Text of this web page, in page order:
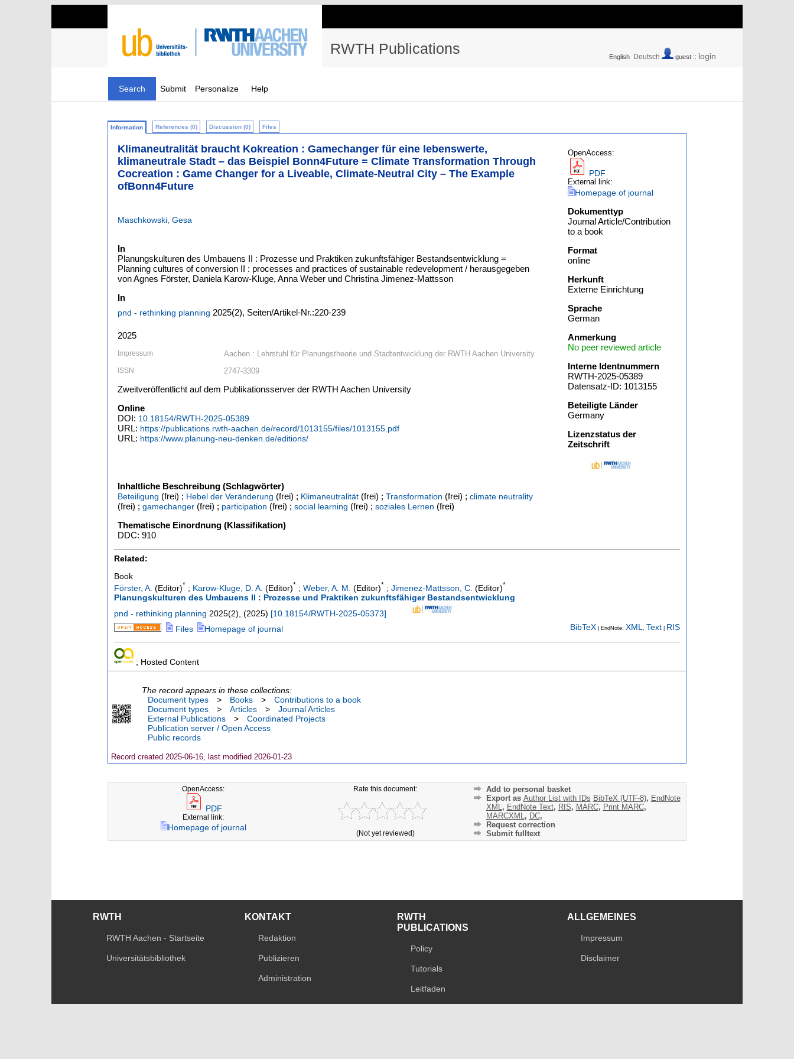
RWTH Publications English Deutsch guest :: login
Search Submit Personalize Help
Information References (0) Discussion (0) Files
Klimaneutralität braucht Kokreation : Gamechanger für eine lebenswerte,
klimaneutrale Stadt – das Beispiel Bonn4Future = Climate Transformation Through
Cocreation : Game Changer for a Liveable, Climate-Neutral City – The Example
ofBonn4Future
Maschkowski, Gesa
In
Planungskulturen des Umbauens II : Prozesse und Praktiken zukunftsfähiger Bestandsentwicklung =
Planning cultures of conversion II : processes and practices of sustainable redevelopment / herausgegeben
von Agnes Förster, Daniela Karow-Kluge, Anna Weber und Christina Jimenez-Mattsson
In
pnd - rethinking planning 2025(2), Seiten/Artikel-Nr.:220-239
2025
Impressum Aachen : Lehrstuhl für Planungstheorie und Stadtentwicklung der RWTH Aachen University
ISSN 2747-3309
Zweitveröffentlicht auf dem Publikationsserver der RWTH Aachen University
Online
DOI: 10.18154/RWTH-2025-05389
URL: https://publications.rwth-aachen.de/record/1013155/files/1013155.pdf
URL: https://www.planung-neu-denken.de/editions/
Inhaltliche Beschreibung (Schlagwörter)
Beteiligung (frei) ; Hebel der Veränderung (frei) ; Klimaneutralität (frei) ; Transformation (frei) ; climate neutrality
(frei) ; gamechanger (frei) ; participation (frei) ; social learning (frei) ; soziales Lernen (frei)
Thematische Einordnung (Klassifikation)
DDC: 910
OpenAccess:
PDF
External link:
Homepage of journal
Dokumenttyp
Journal Article/Contribution
to a book
Format
online
Herkunft
Externe Einrichtung
Sprache
German
Anmerkung
No peer reviewed article
Interne Identnummern
RWTH-2025-05389
Datensatz-ID: 1013155
Beteiligte Länder
Germany
Lizenzstatus der
Zeitschrift
Related:
Book
Förster, A. (Editor)* ; Karow-Kluge, D. A. (Editor)* ; Weber, A. M. (Editor)* ; Jimenez-Mattsson, C. (Editor)*
Planungskulturen des Umbauens II : Prozesse und Praktiken zukunftsfähiger Bestandsentwicklung
pnd - rethinking planning 2025(2), (2025) [10.18154/RWTH-2025-05373]
Files
Homepage of journal BibTeX | EndNote: XML Text RIS
; Hosted Content
The record appears in these collections:
Document types
> Books >
Contributions to a book
Document types
> Articles >
Journal Articles
External Publications
>
Coordinated Projects
Publication server / Open Access
Public records
Record created 2025-06-16, last modified 2026-01-23
OpenAccess:
PDF
External link:
Homepage of journal
Rate this document:
(Not yet reviewed)
Add to personal basket
Export as Author List with IDs BibTeX (UTF-8), EndNote
XML, EndNote Text, RIS, MARC, Print MARC,
MARCXML, DC,
Request correction
Submit fulltext
RWTH
RWTH Aachen - Startseite
Universitätsbibliothek
KONTAKT
Redaktion
Publizieren
Administration
RWTH
PUBLICATIONS
Policy
Tutorials
Leitfaden
ALLGEMEINES
Impressum
Disclaimer